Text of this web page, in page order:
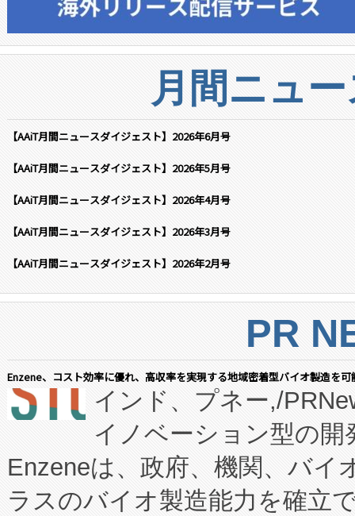
月間ニュ
【AAiT月間ニュースダイジェスト】2026年6月号
【AAiT月間ニュースダイジェスト】2026年5月号
【AAiT月間ニュースダイジェスト】2026年4月号
【AAiT月間ニュースダイジェスト】2026年3月号
【AAiT月間ニュースダイジェスト】2026年2月号
PR
Enzene、コスト効率に優れ、高収率を実現する地域密着型バイオ製造を
インド、プネー,/
イノベーション型の
Enzeneは、政府、機関、バイ
ラスのバイオ製造能力を確立